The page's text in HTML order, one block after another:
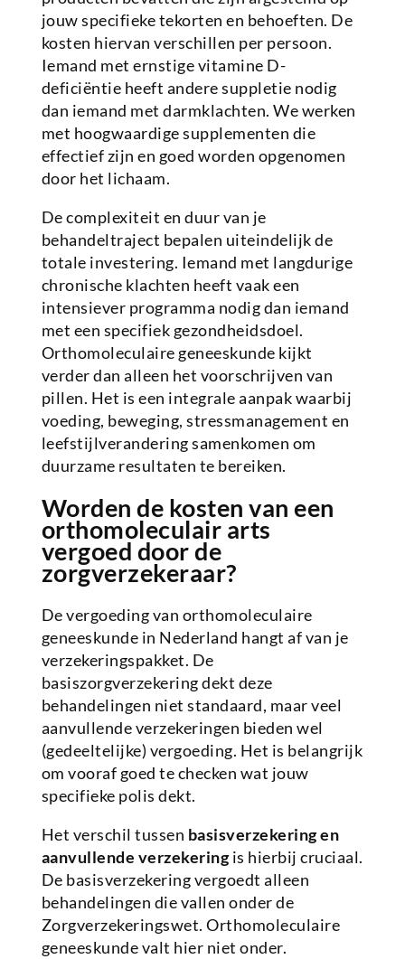
jouw specifieke tekorten en behoeften. De
kosten hiervan verschillen per persoon.
Iemand met ernstige vitamine D-
deficiëntie heeft andere suppletie nodig
dan iemand met darmklachten. We werken
met hoogwaardige supplementen die
effectief zijn en goed worden opgenomen
door het lichaam.
De complexiteit en duur van je
behandeltraject bepalen uiteindelijk de
totale investering. Iemand met langdurige
chronische klachten heeft vaak een
intensiever programma nodig dan iemand
met een specifiek gezondheidsdoel.
Orthomoleculaire geneeskunde kijkt
verder dan alleen het voorschrijven van
pillen. Het is een integrale aanpak waarbij
voeding, beweging, stressmanagement en
leefstijlverandering samenkomen om
duurzame resultaten te bereiken.
Worden de kosten van een
orthomoleculair arts
vergoed door de
zorgverzekeraar?
De vergoeding van orthomoleculaire
geneeskunde in Nederland hangt af van je
verzekeringspakket. De
basiszorgverzekering dekt deze
behandelingen niet standaard, maar veel
aanvullende verzekeringen bieden wel
(gedeeltelijke) vergoeding. Het is belangrijk
om vooraf goed te checken wat jouw
specifieke polis dekt.
Het verschil tussen basisverzekering en
aanvullende verzekeringis hierbij cruciaal.
De basisverzekering vergoedt alleen
behandelingen die vallen onder de
Zorgverzekeringswet. Orthomoleculaire
geneeskunde valt hier niet onder.